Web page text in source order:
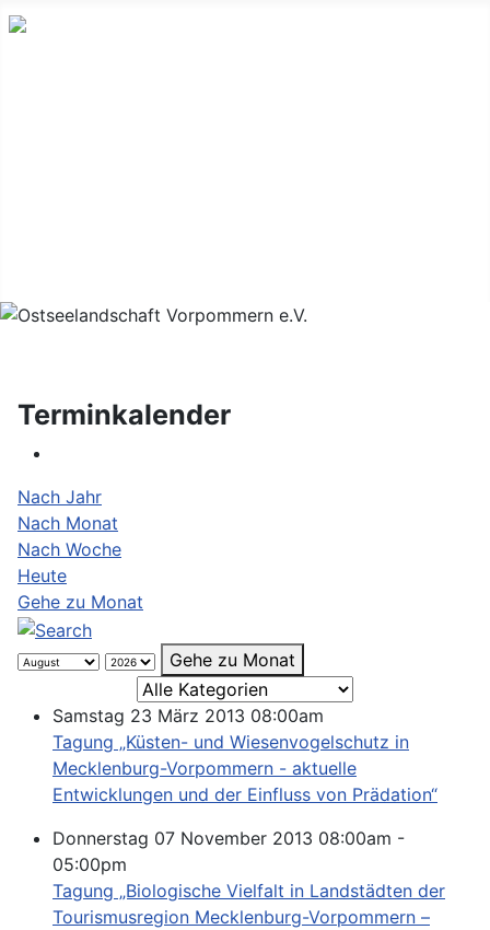
Terminkalender
Nach Jahr
Nach Monat
Nach Woche
Heute
Gehe zu Monat
Gehe zu Monat
Eine Kategorie auswählen um die Liste zu
Samstag 23 März 2013 08:00am
Tagung „Küsten- und Wiesenvogelschutz in
Mecklenburg-Vorpommern - aktuelle
Entwicklungen und der Einfluss von Prädation“
Donnerstag 07 November 2013 08:00am -
05:00pm
Tagung „Biologische Vielfalt in Landstädten der
Tourismusregion Mecklenburg-Vorpommern –